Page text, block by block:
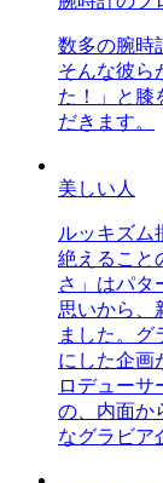
数多の腕時
そんな彼ら
た！」と膝
だきます。
美しい人
ルッキズム
絶えること
さ」はパタ
思いから、
ました。グ
にした企画
ロデューサ
の、内面か
なグラビア